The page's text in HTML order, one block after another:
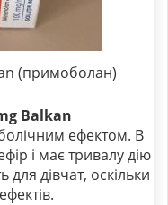
(примоболан)
Balkan
ефектом. В
і має тривалу дію
для дівчат, оскільки